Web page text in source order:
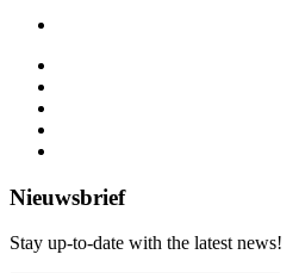
Nieuwsbrief
Stay up-to-date with the latest news!